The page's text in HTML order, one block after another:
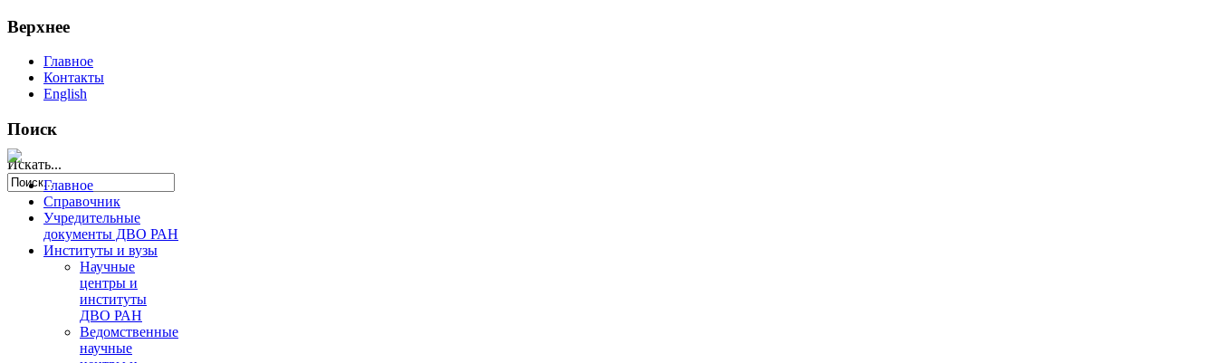
Верхнее
Главное
Контакты
English
Поиск
Искать...
Главное
Справочник
Учредительные
документы ДВО РАН
Институты и вузы
Научные
центры и
институты
ДВО РАН
Ведомственные
научные